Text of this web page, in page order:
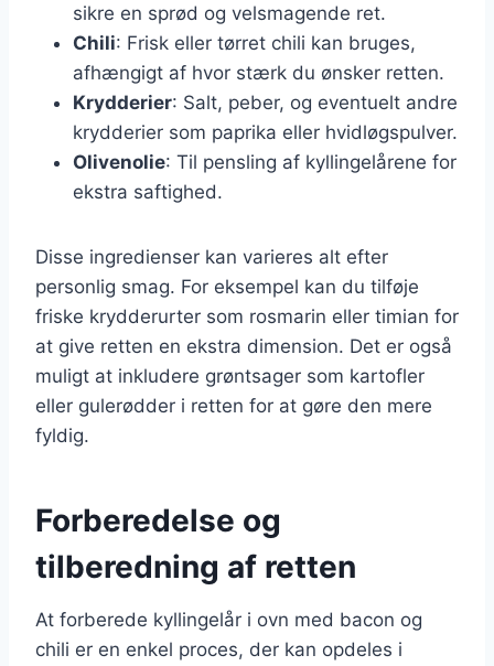
sikre en sprød og velsmagende ret.
Chili: Frisk eller tørret chili kan bruges,
afhængigt af hvor stærk du ønsker retten.
Krydderier: Salt, peber, og eventuelt andre
krydderier som paprika eller hvidløgspulver.
Olivenolie: Til pensling af kyllingelårene for
ekstra saftighed.
Disse ingredienser kan varieres alt efter
personlig smag. For eksempel kan du tilføje
friske krydderurter som rosmarin eller timian for
at give retten en ekstra dimension. Det er også
muligt at inkludere grøntsager som kartofler
eller gulerødder i retten for at gøre den mere
fyldig.
Forberedelse og
tilberedning af retten
At forberede kyllingelår i ovn med bacon og
chili er en enkel proces, der kan opdeles i